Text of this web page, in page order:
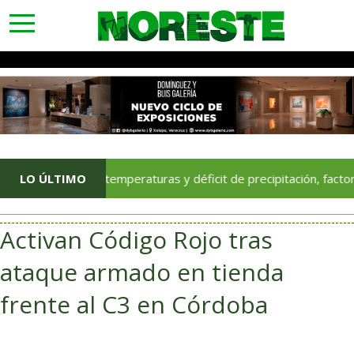
toggle
navigation
LO ÚLTIMO
Altas temperaturas y déficit de precipitación, factores
Activan Código Rojo tras
ataque armado en tienda
frente al C3 en Córdoba